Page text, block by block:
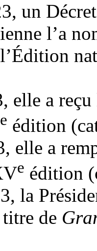
un
l’a
elle a
e édition
elle a
e édition
la
de